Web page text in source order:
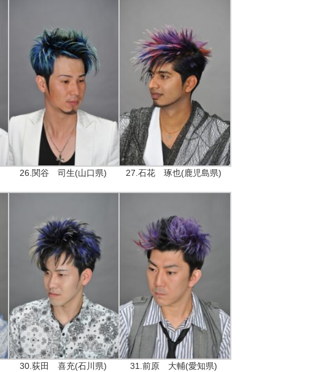
26.関谷 司生(山口県) 27.石花 琢也(鹿児島県)
30.荻田 喜充(石川県) 31.前原 大輔(愛知県)